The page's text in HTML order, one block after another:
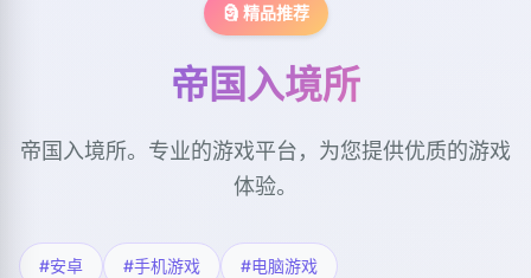
🗿 精品推荐
帝国入境所
帝国入境所。专业的游戏平台，为您提供优质的游戏
体验。
#安卓 #手机游戏 #电脑游戏